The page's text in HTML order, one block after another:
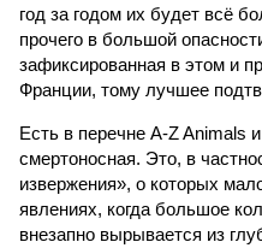
год за годом их будет всё
прочего в большой
зафиксированная в этом и
Франции, тому лучшее
Есть в перечне A-Z Animals
смертоносная. Это, в
извержения», о которых
явлениях, когда большое
внезапно вырывается из